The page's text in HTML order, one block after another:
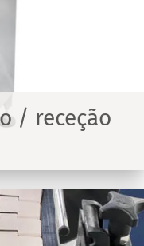
/ receção